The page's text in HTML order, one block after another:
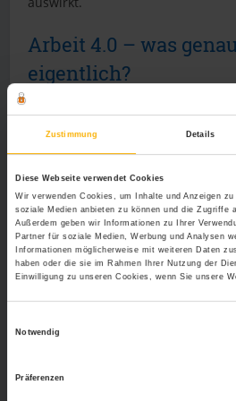
Zustimmung Details
Diese Webseite verwendet Cookies
Wir verwenden Cookies, um Inhalte und Anzeigen
soziale Medien anbieten zu können und die Zugriffe
Außerdem geben wir Informationen zu Ihrer
Partner für soziale Medien, Werbung und Analysen
Informationen möglicherweise mit weiteren Daten
haben oder die sie im Rahmen Ihrer Nutzung der
Einwilligung zu unseren Cookies, wenn Sie unsere
Notwendig
Präferenzen
Arbeit 4.0 – was
eigentlich?
Im weitesten Sinne umfasst das
Modelle, was Technologien,
und Arbeitsstrukturen angeht, die
hat die Coronapandemie viele
gezwungen, ihre Mitarbeiter ins
Das Homeoffice gilt als ein Aspekt
Arbeitens, was bei der Arbeit 4.0
Dabei steht gar nicht so sehr im
einem abhängigen
Selbstständiger gearbeitet wird,
Umstand, dass diese
nicht mit Mehrfachbelastungen
Homescooling o.Ä. einhergeht,
Vorteile für den arbeitenden